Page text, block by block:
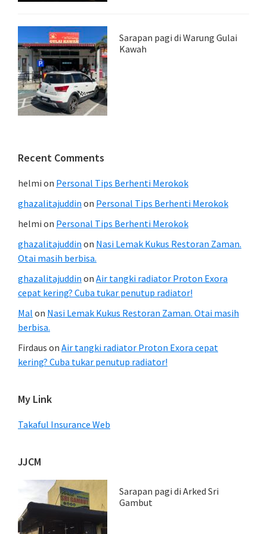
Sarapan pagi di Warung Gulai
Kawah
Recent Comments
helmi on Personal Tips Berhenti Merokok
ghazalitajuddin on Personal Tips Berhenti Merokok
helmi on Personal Tips Berhenti Merokok
ghazalitajuddin on Nasi Lemak Kukus Restoran Zaman.
Otai masih berbisa.
ghazalitajuddin on Air tangki radiator Proton Exora
cepat kering? Cuba tukar penutup radiator!
Mal on Nasi Lemak Kukus Restoran Zaman. Otai masih
berbisa.
Firdaus on Air tangki radiator Proton Exora cepat
kering? Cuba tukar penutup radiator!
My Link
Takaful Insurance Web
JJCM
Sarapan pagi di Arked Sri
Gambut